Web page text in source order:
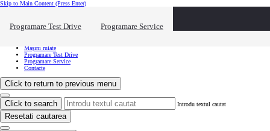
Skip to Main Content (Press Enter)
Programare Test Drive Programare Service
Vreau să văd... Click to close the reach out overlay
Mașini rulate
Programare Test Drive
Programare Service
Contacte
Click to return to previous menu
Click to search Introdu textul cautat
Resetati cautarea